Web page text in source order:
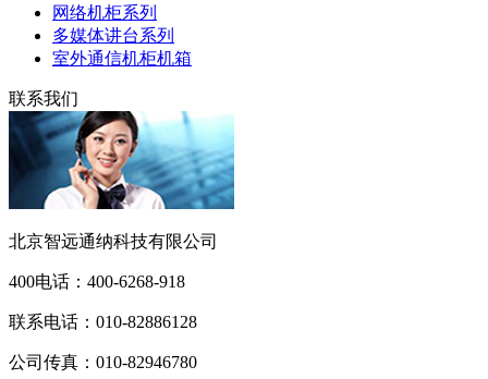
网络机柜系列
多媒体讲台系列
室外通信机柜机箱
联系我们
北京智远通纳科技有限公司
400电话： 400-6268-918
联系电话： 010-82886128
公司传真： 010-82946780